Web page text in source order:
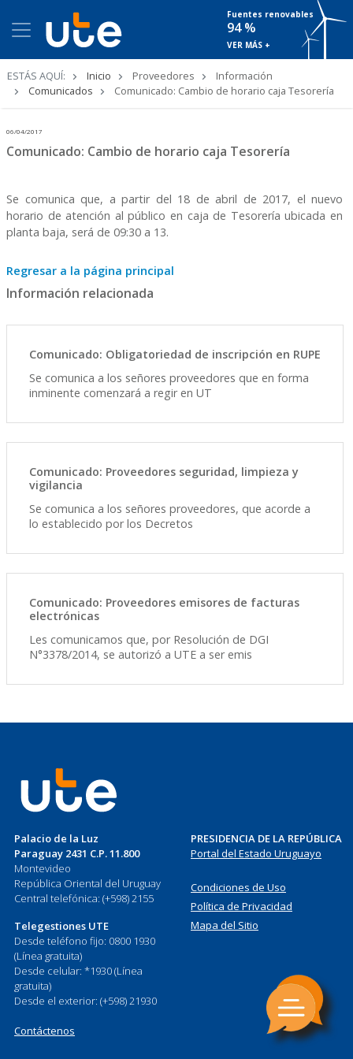
Fuentes renovables
94 %
VER MÁS +
ESTÁS AQUÍ: Inicio Proveedores
Información
Comunicados
Comunicado: Cambio de horario caja Tesorería
06/04/2017
Comunicado: Cambio de horario caja Tesorería
Se comunica que, a partir del 18 de abril de 2017, el nuevo
horario de atención al público en caja de Tesorería ubicada en
planta baja, será de 09:30 a 13.
Regresar a la página principal
Información relacionada
Comunicado: Obligatoriedad de inscripción en RUPE
Se comunica a los señores proveedores que en forma
inminente comenzará a regir en UT
Comunicado: Proveedores seguridad, limpieza y
vigilancia
Se comunica a los señores proveedores, que acorde a
lo establecido por los Decretos
Comunicado: Proveedores emisores de facturas
electrónicas
Les comunicamos que, por Resolución de DGI
N°3378/2014, se autorizó a UTE a ser emis
Palacio de la Luz
Paraguay 2431 C.P. 11.800
Montevideo
República Oriental del Uruguay
Central telefónica: (+598) 2155
Telegestiones UTE
Desde teléfono fijo: 0800 1930
(Línea gratuita)
Desde celular: *1930 (Línea
gratuita)
Desde el exterior: (+598) 21930
Contáctenos
PRESIDENCIA DE LA REPÚBLICA
Portal del Estado Uruguayo
Condiciones de Uso
Política de Privacidad
Mapa del Sitio